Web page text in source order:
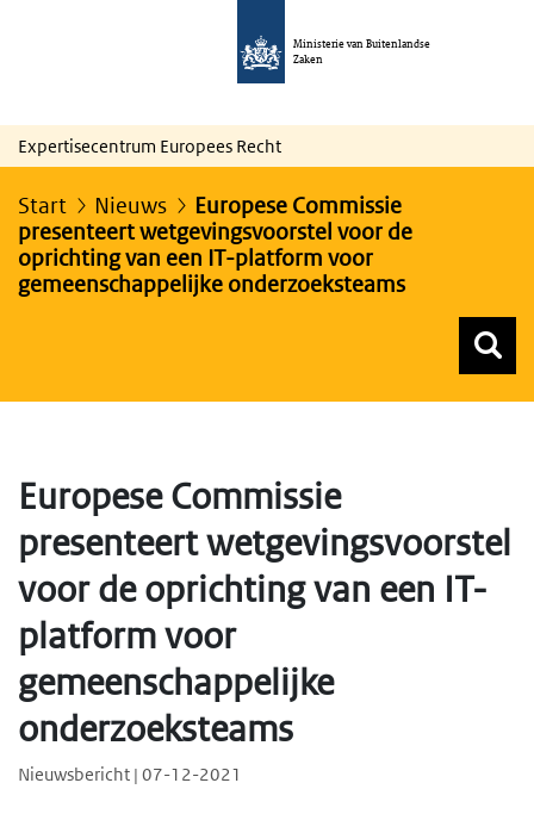
Ministerie van Buitenlandse
Zaken
Expertisecentrum Europees Recht
Start Nieuws
Europese Commissie
presenteert wetgevingsvoorstel voor de
oprichting van een IT-platform voor
gemeenschappelijke onderzoeksteams
Europese Commissie
presenteert wetgevingsvoorstel
voor de oprichting van een IT-
platform voor
gemeenschappelijke
onderzoeksteams
Nieuwsbericht | 07-12-2021